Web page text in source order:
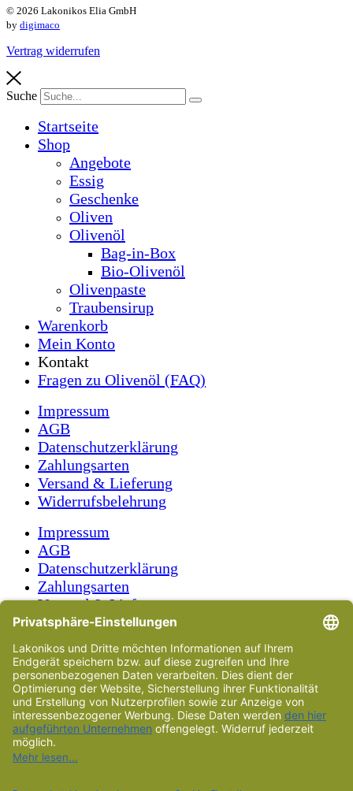
© 2026 Lakonikos Elia GmbH
by digimaco
Vertrag widerrufen
Suche
Startseite
Shop
Angebote
Essig
Geschenke
Oliven
Olivenöl
Bag-in-Box
Bio-Olivenöl
Olivenpaste
Traubensirup
Warenkorb
Mein Konto
Kontakt
Fragen zu Olivenöl (FAQ)
Impressum
AGB
Datenschutzerklärung
Zahlungsarten
Versand & Lieferung
Widerrufsbelehrung
Impressum
AGB
Datenschutzerklärung
Zahlungsarten
Versand & Lieferung
Widerrufsbelehrung
Vorname
Name
E-Mail-Adresse